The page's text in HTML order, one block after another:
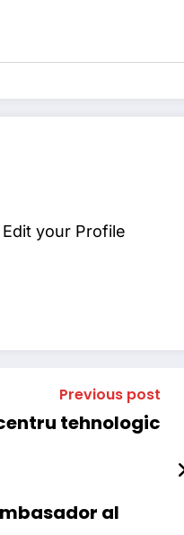
Edit your Profile
Previous post
tehnologic
al